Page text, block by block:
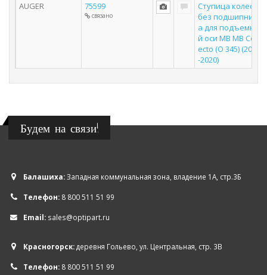
AUGER
75599
связано
Ступица колеса
без подшипник
а для подъемно
й оси MB MB Con
ecto (O 345) (2001
-2020)
Будем на связи!
Балашиха:Западная коммунальная зона, владение 1А, стр.3Б
Телефон: 8 800 511 51 99
Email: sales@optipart.ru
Красногорск:деревня Гольево, ул. Центральная, стр. 3В
Телефон: 8 800 511 51 99